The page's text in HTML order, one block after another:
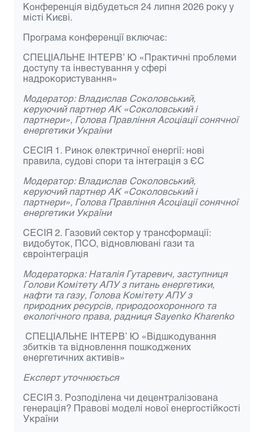
Конференція відбудеться 24 липня 2026 року у
місті Києві.
Програма конференції включає:
СПЕЦІАЛЬНЕ ІНТЕРВ’ Ю «Практичні проблеми
доступу та інвестування у сфері
надрокористування»
Модератор: Владислав Соколовський,
керуючий партнер АК «Соколовський і
партнери», Голова Правління Асоціації сонячної
енергетики України
СЕСІЯ 1. Ринок електричної енергії: нові
правила, судові спори та інтеграція з ЄС
Модератор: Владислав Соколовський,
керуючий партнер АК «Соколовський і
партнери», Голова Правління Асоціації сонячної
енергетики України
СЕСІЯ 2. Газовий сектор у трансформації:
видобуток, ПСО, відновлювані гази та
євроінтеграція
Модераторка: Наталія Гутаревич, заступниця
Голови Комітету АПУ з питань енергетики,
нафти та газу, Голова Комітету АПУ з
природних ресурсів, природоохоронного та
екологічного права, радниця Sayenko Kharenko
СПЕЦІАЛЬНЕ ІНТЕРВ’ Ю «Відшкодування
збитків та відновлення пошкоджених
енергетичних активів»
Експерт уточнюється
СЕСІЯ 3. Розподілена чи децентралізована
генерація? Правові моделі нової енергостійкості
України